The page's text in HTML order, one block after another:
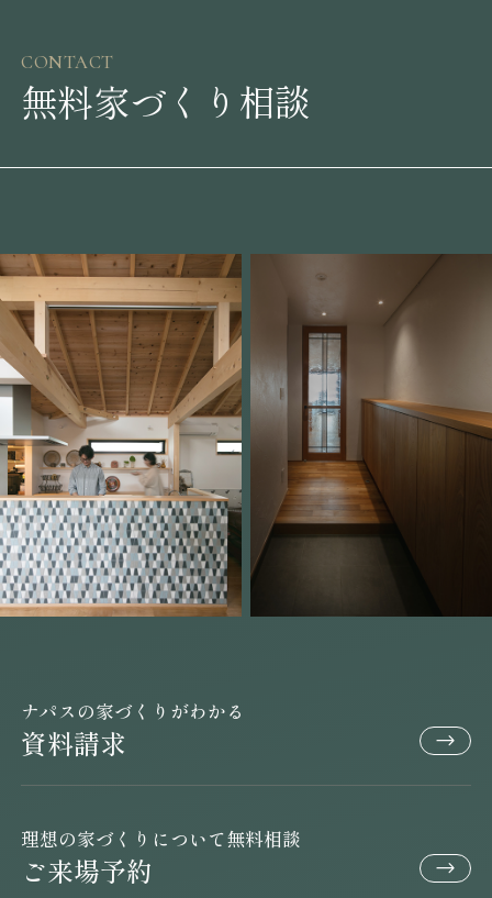
CONTACT
無料家づくり相談
ナパスの家づくりがわかる
資料請求
理想の家づくりについて無料相談
ご来場予約